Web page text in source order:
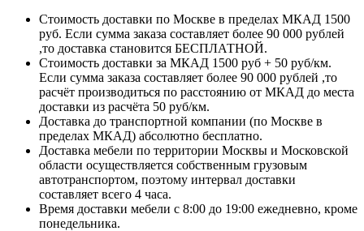
Стоимость доставки по Москве в пределах МКАД 1500
руб. Если сумма заказа составляет более 90 000 рублей
,то доставка становится БЕСПЛАТНОЙ.
Стоимость доставки за МКАД 1500 руб + 50 руб/км.
Если сумма заказа составляет более 90 000 рублей ,то
расчёт производиться по расстоянию от МКАД до места
доставки из расчёта 50 руб/км.
Доставка до транспортной компании (по Москве в
пределах МКАД) абсолютно бесплатно.
Доставка мебели по территории Москвы и Московской
области осуществляется собственным грузовым
автотранспортом, поэтому интервал доставки
составляет всего 4 часа.
Время доставки мебели с 8:00 до 19:00 ежедневно, кроме
понедельника.